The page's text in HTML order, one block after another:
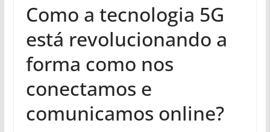
Como a tecnologia 5G
está revolucionando a
forma como nos
conectamos e
comunicamos online?